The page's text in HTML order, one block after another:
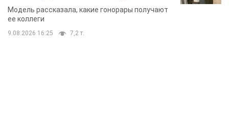
стороне модельной карьеры
Модель рассказала, какие гонорары получают
ее коллеги
9.08.2026 16:25 7,2 т.